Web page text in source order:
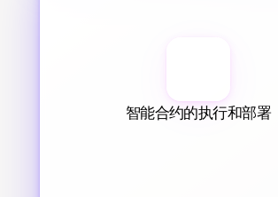
智能合约的执行和部署